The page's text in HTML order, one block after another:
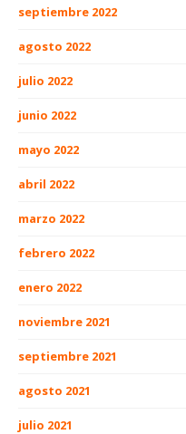
septiembre 2022
agosto 2022
julio 2022
junio 2022
mayo 2022
abril 2022
marzo 2022
febrero 2022
enero 2022
noviembre 2021
septiembre 2021
agosto 2021
julio 2021